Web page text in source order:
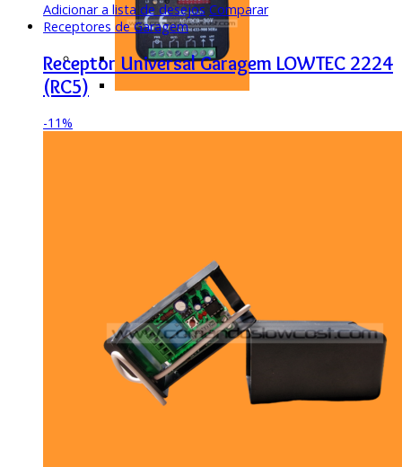
Adicionar a lista de desejos Comparar
Receptores de Garagem
Receptor Universal Garagem LOWTEC 2224
(RC5)
-11%